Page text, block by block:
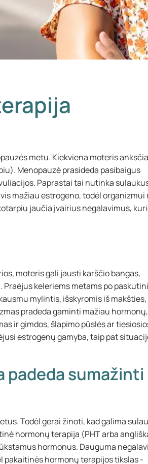
metu. Kiekviena moteris
Menopauzė prasideda pasibaigus
Paprastai tai nutinka
mažiau estrogeno, todėl organizmui
jaučia įvairius negalavimus,
moteris gali jausti karščio bangas,
keleriems metams po
mylintis, išskyromis iš makšties,
pradeda gaminti mažiau
ir gimdos, šlapimo pūslės ar
estrogenų gamyba, taip pat
padeda sumažinti
Todėl gerai žinoti, kad galima
hormonų terapija (PHT arba
hormonus. Dauguma
pakaitinės hormonų terapijos tikslas -